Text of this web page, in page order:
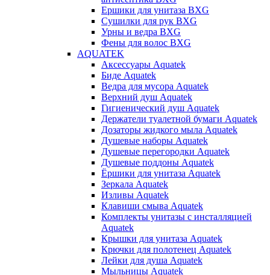
Ершики для унитаза BXG
Сушилки для рук BXG
Урны и ведра BXG
Фены для волос BXG
AQUATEK
Аксессуары Aquatek
Биде Aquatek
Ведра для мусора Aquatek
Верхний душ Aquatek
Гигиенический душ Aquatek
Держатели туалетной бумаги Aquatek
Дозаторы жидкого мыла Aquatek
Душевые наборы Aquatek
Душевые перегородки Aquatek
Душевые поддоны Aquatek
Ёршики для унитаза Aquatek
Зеркала Aquatek
Изливы Aquatek
Клавиши смыва Aquatek
Комплекты унитазы с инсталляцией
Aquatek
Крышки для унитаза Aquatek
Крючки для полотенец Aquatek
Лейки для душа Aquatek
Мыльницы Aquatek